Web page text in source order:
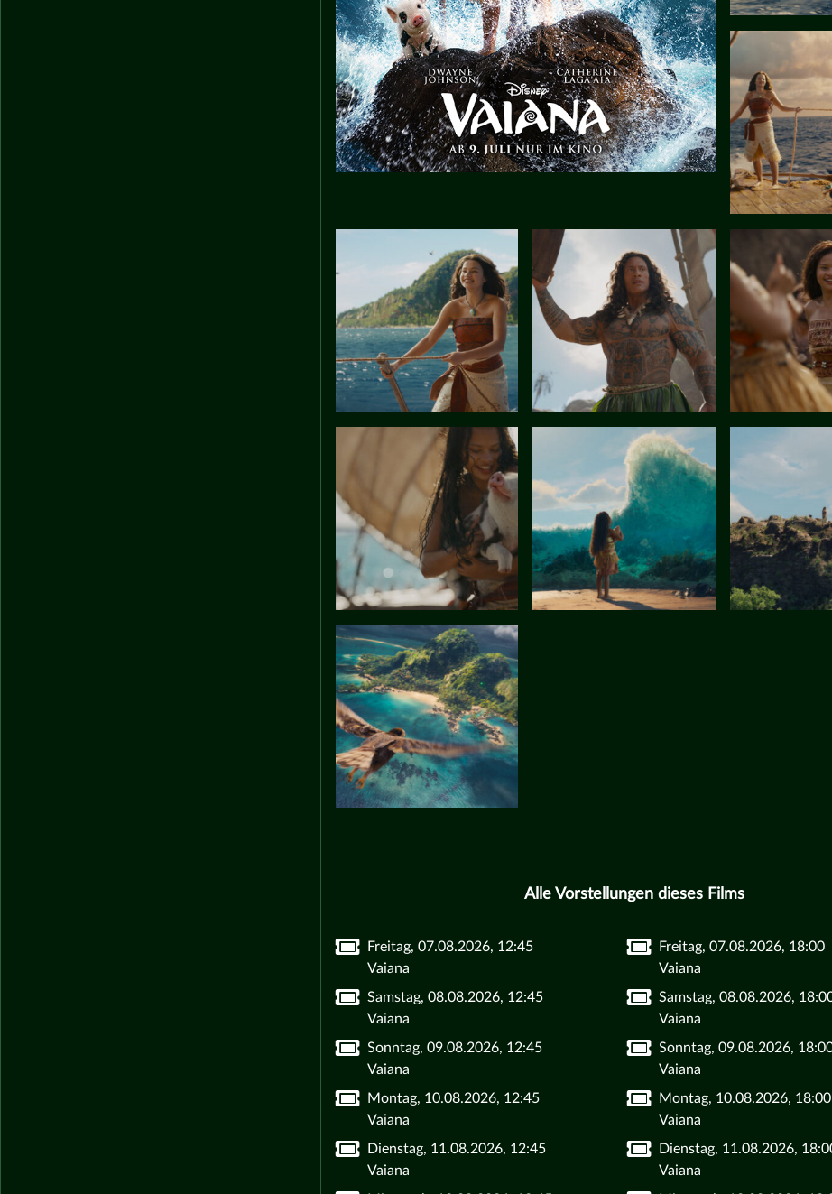
Alle Vorstellungen dieses Films
Freitag, 07.08.2026, 12:45
Vaiana
Freitag, 07.08.2026, 18:00
Vaiana
Samstag, 08.08.2026, 12:45
Vaiana
Samstag, 08.08.2026,
Vaiana
Sonntag, 09.08.2026, 12:45
Vaiana
Sonntag, 09.08.2026,
Vaiana
Montag, 10.08.2026, 12:45
Vaiana
Montag, 10.08.2026, 18:00
Vaiana
Dienstag, 11.08.2026, 12:45
Vaiana
Dienstag, 11.08.2026,
Vaiana